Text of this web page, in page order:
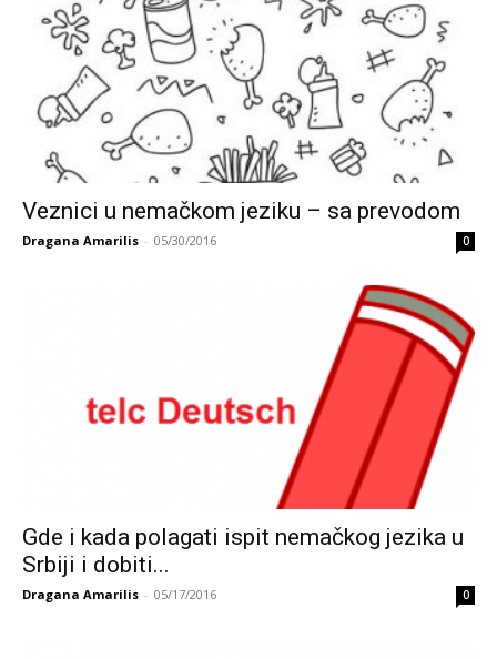
Veznici u nemačkom jeziku – sa prevodom
Dragana Amarilis - 05/30/2016 0
Gde i kada polagati ispit nemačkog jezika u
Srbiji i dobiti...
Dragana Amarilis - 05/17/2016 0